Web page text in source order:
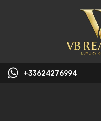
+33624276994